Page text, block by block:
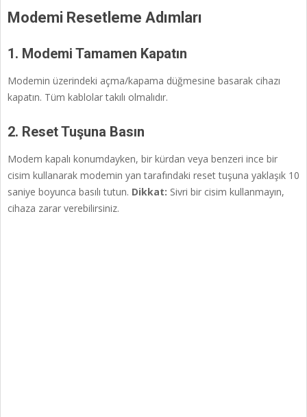
Modemi Resetleme Adımları
1. Modemi Tamamen Kapatın
Modemin üzerindeki açma/kapama düğmesine basarak cihazı
kapatın. Tüm kablolar takılı olmalıdır.
2. Reset Tuşuna Basın
Modem kapalı konumdayken, bir kürdan veya benzeri ince bir
cisim kullanarak modemin yan tarafındaki reset tuşuna yaklaşık 10
saniye boyunca basılı tutun. Dikkat: Sivri bir cisim kullanmayın,
cihaza zarar verebilirsiniz.